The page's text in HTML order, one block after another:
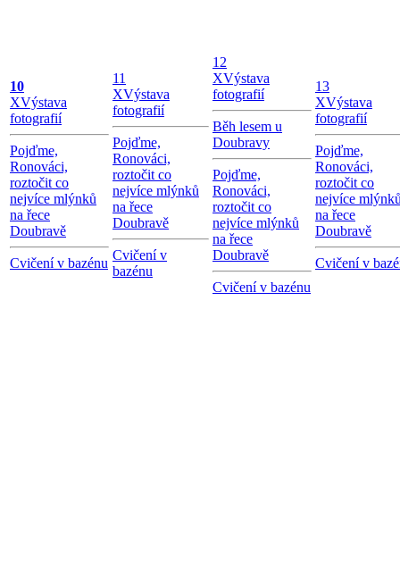
10
XVýstava
fotografií
Pojďme,
Ronováci,
roztočit co
nejvíce mlýnků
na řece
Doubravě
Cvičení v bazénu
11
XVýstava
fotografií
Pojďme,
Ronováci,
roztočit co
nejvíce mlýnků
na řece
Doubravě
Cvičení v
bazénu
12
XVýstava
fotografií
Běh lesem u
Doubravy
Pojďme,
Ronováci,
roztočit co
nejvíce mlýnků
na řece
Doubravě
Cvičení v bazénu
13
XVýstava
fotografií
Pojďme,
Ronováci,
roztočit co
nejvíce
na řece
Doubravě
Cvičení v